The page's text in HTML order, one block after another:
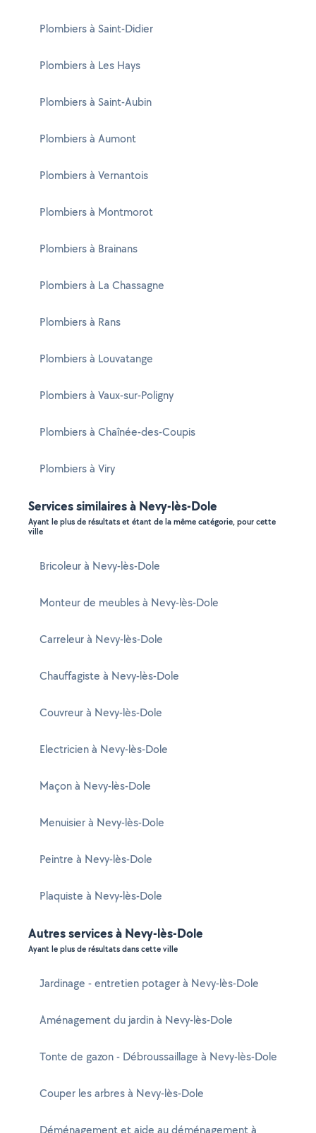
Plombiers à Saint-Didier
Plombiers à Les Hays
Plombiers à Saint-Aubin
Plombiers à Aumont
Plombiers à Vernantois
Plombiers à Montmorot
Plombiers à Brainans
Plombiers à La Chassagne
Plombiers à Rans
Plombiers à Louvatange
Plombiers à Vaux-sur-Poligny
Plombiers à Chaînée-des-Coupis
Plombiers à Viry
Services similaires à Nevy-lès-Dole
Ayant le plus de résultats et étant de la même catégorie, pour cette
ville
Bricoleur à Nevy-lès-Dole
Monteur de meubles à Nevy-lès-Dole
Carreleur à Nevy-lès-Dole
Chauffagiste à Nevy-lès-Dole
Couvreur à Nevy-lès-Dole
Electricien à Nevy-lès-Dole
Maçon à Nevy-lès-Dole
Menuisier à Nevy-lès-Dole
Peintre à Nevy-lès-Dole
Plaquiste à Nevy-lès-Dole
Autres services à Nevy-lès-Dole
Ayant le plus de résultats dans cette ville
Jardinage - entretien potager à Nevy-lès-Dole
Aménagement du jardin à Nevy-lès-Dole
Tonte de gazon - Débroussaillage à Nevy-lès-Dole
Couper les arbres à Nevy-lès-Dole
Déménagement et aide au déménagement à